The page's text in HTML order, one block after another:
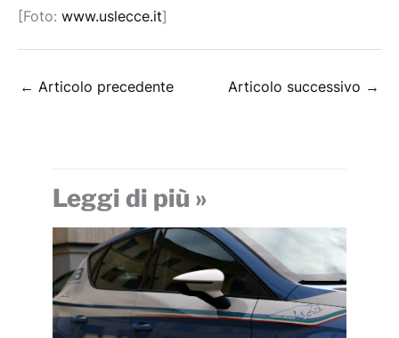
[Foto: www.uslecce.it]
← Articolo precedente Articolo successivo →
Leggi di più »